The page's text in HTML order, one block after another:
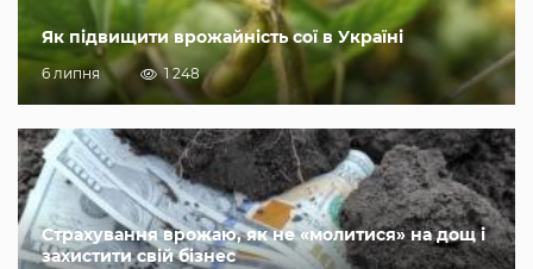
Як підвищити врожайність сої в Україні
6 липня 1 248
Страхування врожаю, як не «молитися» на дощ і
захистити свій бізнес